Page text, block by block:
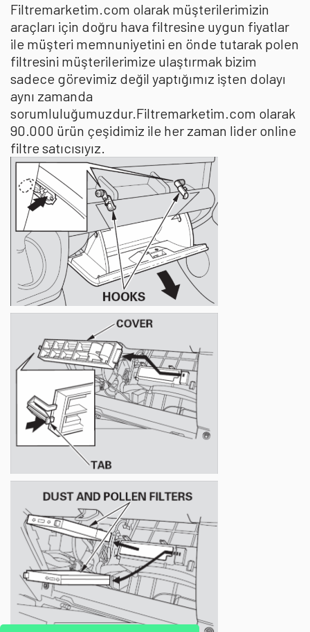
Filtremarketim.com olarak müşterilerimizin
araçları için doğru hava filtresine uygun fiyatlar
ile müşteri memnuniyetini en önde tutarak polen
filtresini müşterilerimize ulaştırmak bizim
sadece görevimiz değil yaptığımız işten dolayı
aynı zamanda
sorumluluğumuzdur.Filtremarketim.com olarak
90.000 ürün çeşidimiz ile her zaman lider online
filtre satıcısıyız.